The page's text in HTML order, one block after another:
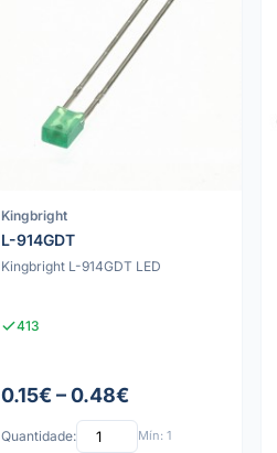
Kingbright
L-914GDT
Kingbright L-914GDT LED
413
0.15€ – 0.48€
Quantidade: Mín: 1